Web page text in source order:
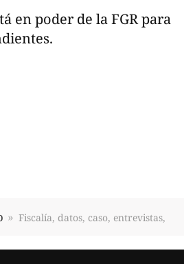
en poder de la FGR para
Fiscalía, datos, caso, entrevistas,